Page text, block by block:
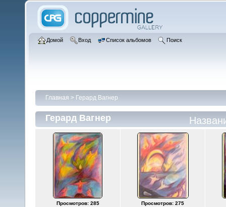
Домой Вход Список альбомов Поиск
Главная > Герард Вагнер
Герард Вагнер
Просмотров: 285 Просмотров: 275